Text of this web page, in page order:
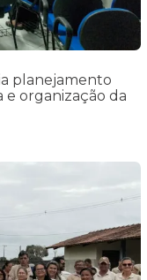
planejamento
organização da